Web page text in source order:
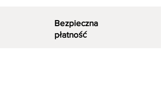
Bezpieczna
płatność